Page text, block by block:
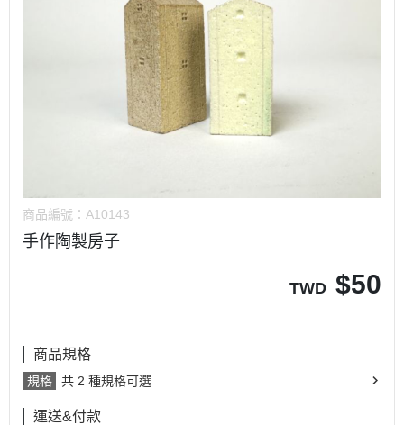
商品編號： A10143
手作陶製房子
TWD $50
商品規格
規格 共 2 種規格可選
運送&付款